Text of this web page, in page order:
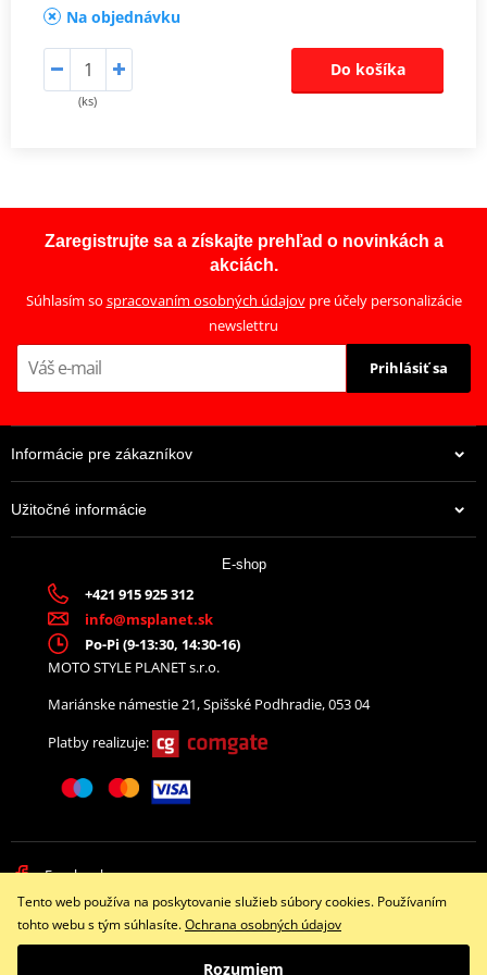
Na objednávku
(ks)
Do košíka
Zaregistrujte sa a získajte prehľad o novinkách a
akciách.
Súhlasím so spracovaním osobných údajovpre účely personalizácie
newslettru
Prihlásiť sa
Informácie pre zákazníkov
Užitočné informácie
E-shop
+421 915 925 312
info@msplanet.sk
Po-Pi (9-13:30, 14:30-16)
MOTO STYLE PLANET s.r.o.
Mariánske námestie 21, Spišské Podhradie, 053 04
Platby realizuje:
Facebook
Copyright © 2026 www.namotorku.sk
Tento web používa na poskytovanie služieb súbory cookies. Používaním
tohto webu s tým súhlasíte.Ochrana osobných údajov
Rozumiem